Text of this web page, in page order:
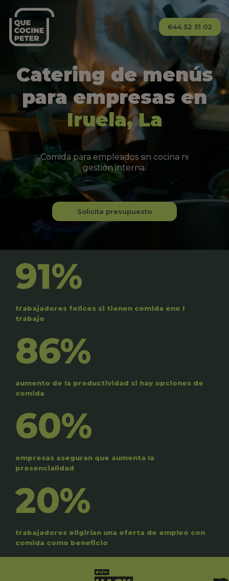
644 52 51 02
Catering de menús
para empresas en
Iruela, La
Comida para empleados sin cocina ni
gestión interna.
Solicita presupuesto
91%
trabajadores felices si tienen comida ene l
trabajo
86%
aumento de la productividad si hay opciones de
comida
60%
empresas aseguran que aumenta la
presencialidad
20%
trabajadores eligirían una oferta de empleo con
comida como beneficio